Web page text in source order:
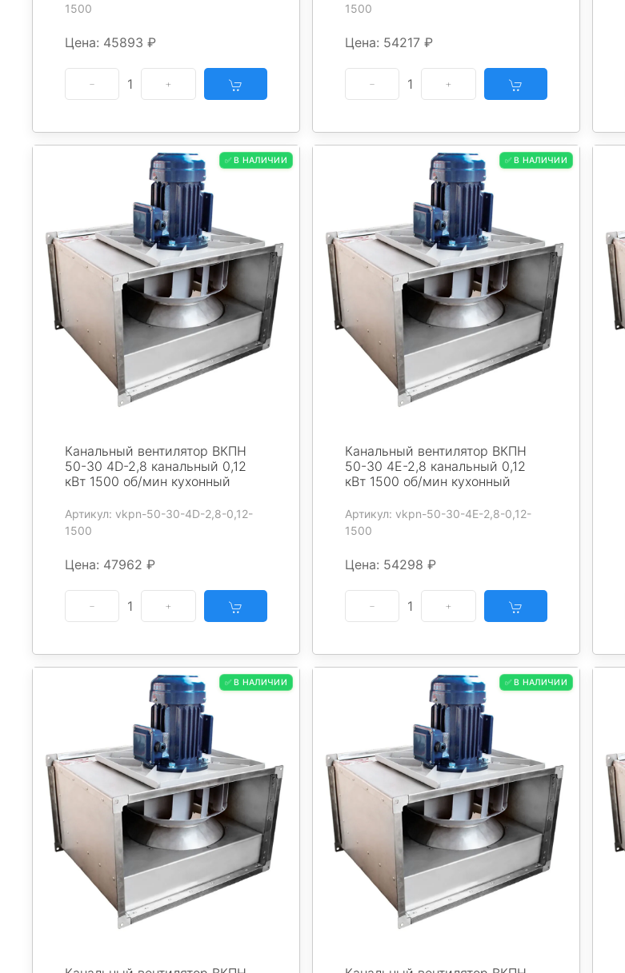
1500
Цена: 45893 ₽
1
1500
Цена: 54217 ₽
1
✅ В НАЛИЧИИ
Канальный вентилятор ВКПН
50-30 4D-2,8 канальный 0,12
кВт 1500 об/мин кухонный
Артикул: vkpn-50-30-4D-2,8-0,12-
1500
Цена: 47962 ₽
1
✅ В НАЛИЧИИ
Канальный вентилятор ВКПН
50-30 4E-2,8 канальный 0,12
кВт 1500 об/мин кухонный
Артикул: vkpn-50-30-4E-2,8-0,12-
1500
Цена: 54298 ₽
1
✅ В НАЛИЧИИ ✅ В НАЛИЧИИ